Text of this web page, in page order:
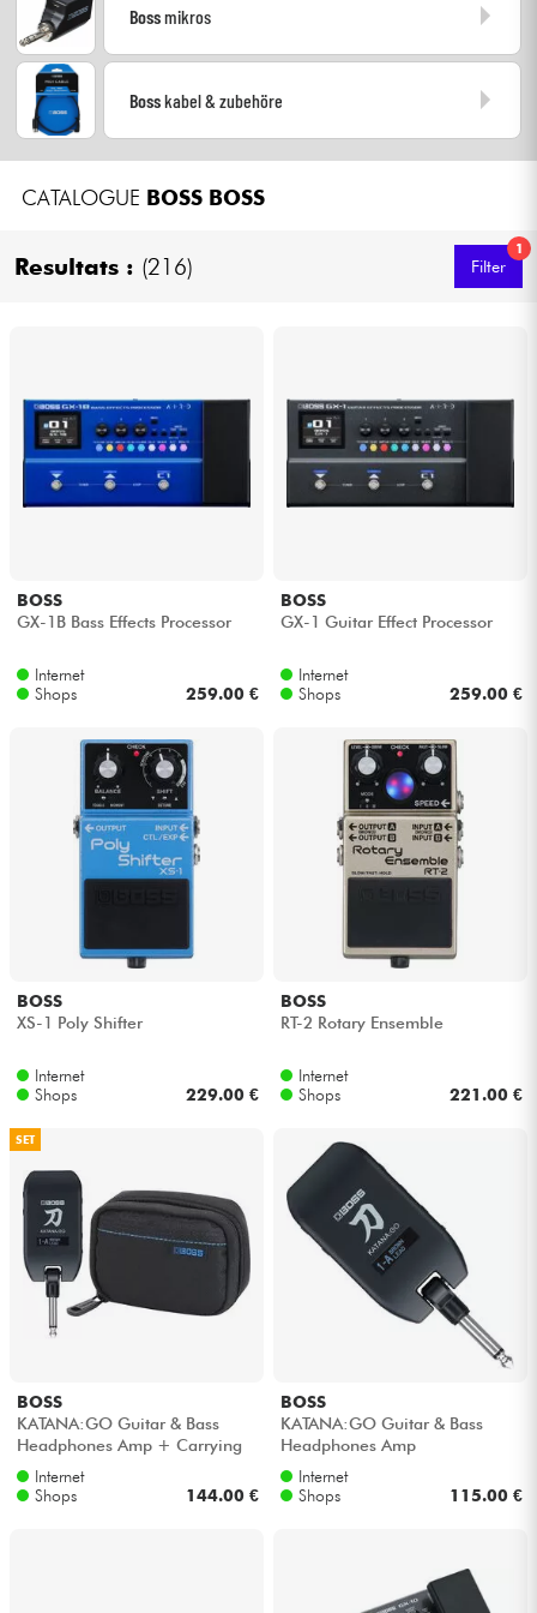
Kabel & Zubehöre
Bundle
Bossmikros
Bosskabel & zubehöre
CATALOGUE BOSS BOSS
Resultats : (216)
1
Filter
BOSS
GX-1B Bass Effects Processor
Internet
Shops
259.00 €
BOSS
GX-1 Guitar Effect Processor
Internet
Shops
259.00 €
BOSS
XS-1 Poly Shifter
Internet
Shops
229.00 €
BOSS
RT-2 Rotary Ensemble
Internet
Shops
221.00 €
SET
BOSS
KATANA:GO Guitar & Bass
Headphones Amp + Carrying
PouchInternet
Shops
144.00 €
BOSS
KATANA:GO Guitar & Bass
Headphones Amp
Internet
Shops
115.00 €